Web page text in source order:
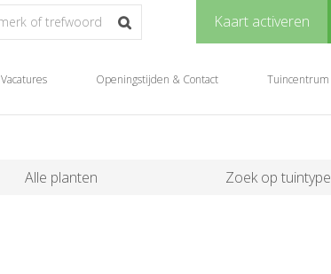
Kaart activeren
Vacatures Openingstijden & Contact Tuincentrum
Alle planten Zoek op tuintype